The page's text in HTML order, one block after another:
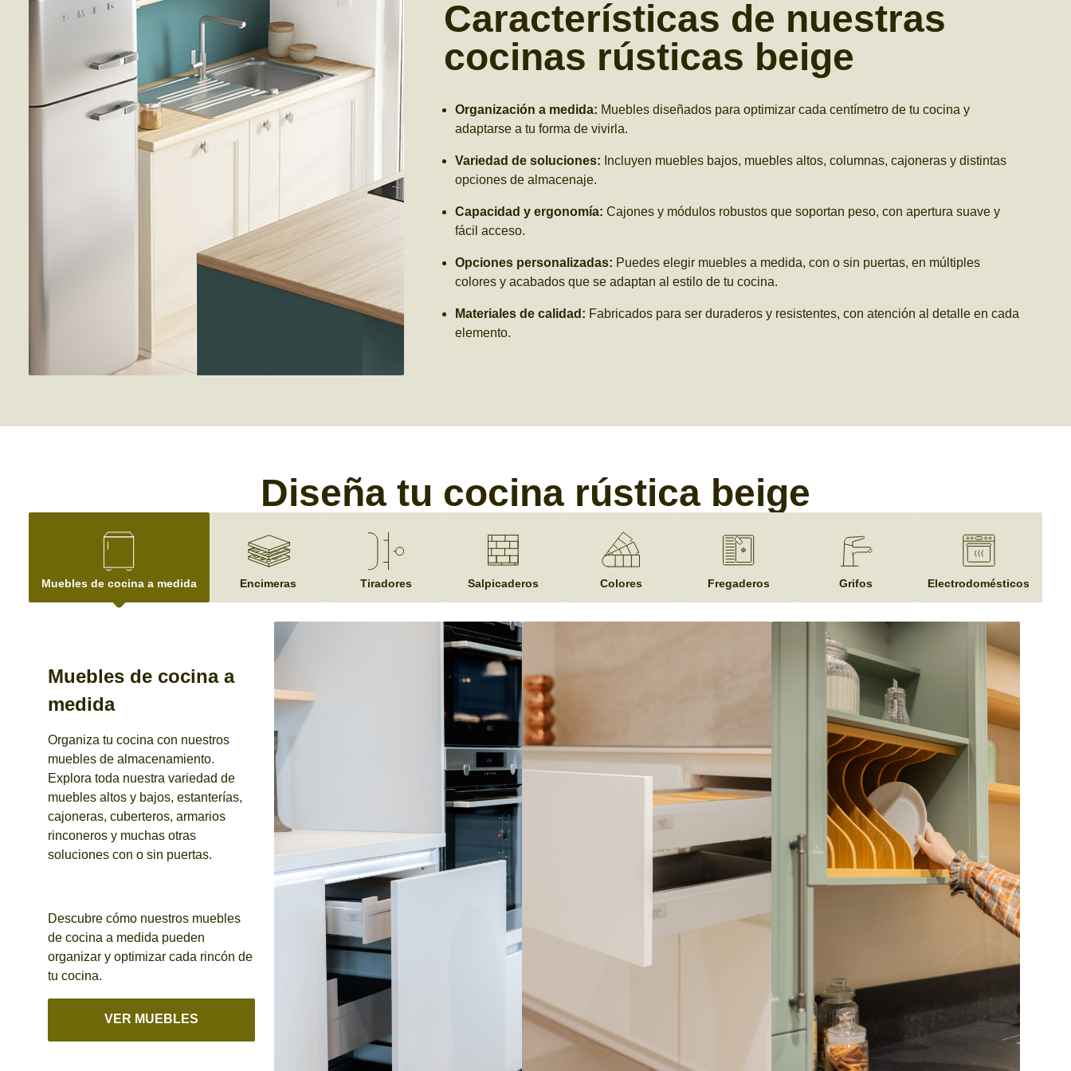
Características de nuestras
cocinas rústicas beige
Organización a medida: Muebles diseñados para optimizar cada centímetro de tu cocina y
adaptarse a tu forma de vivirla.
Variedad de soluciones: Incluyen muebles bajos, muebles altos, columnas, cajoneras y distintas
opciones de almacenaje.
Capacidad y ergonomía: Cajones y módulos robustos que soportan peso, con apertura suave y
fácil acceso.
Opciones personalizadas: Puedes elegir muebles a medida, con o sin puertas, en múltiples
colores y acabados que se adaptan al estilo de tu cocina.
Materiales de calidad: Fabricados para ser duraderos y resistentes, con atención al detalle en cada
elemento.
Diseña tu cocina rústica beige
Muebles de cocina a medida Encimeras Tiradores Salpicaderos Colores Fregaderos Grifos Electrodomésticos
Muebles de cocina a
medida
Organiza tu cocina con nuestros
muebles de almacenamiento.
Explora toda nuestra variedad de
muebles altos y bajos, estanterías,
cajoneras, cuberteros, armarios
rinconeros y muchas otras
soluciones con o sin puertas.
Descubre cómo nuestros muebles
de cocina a medida pueden
organizar y optimizar cada rincón de
tu cocina.
VER MUEBLES